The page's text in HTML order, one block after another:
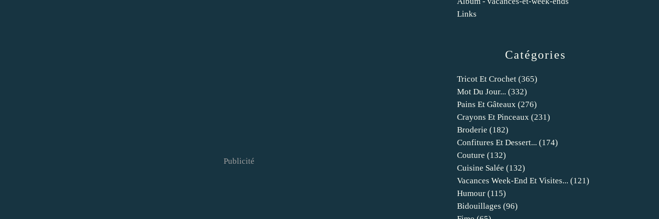
Publicité
Catégories
Tricot Et Crochet (365)
Mot Du Jour... (332)
Pains Et Gâteaux (276)
Crayons Et Pinceaux (231)
Broderie (182)
Confitures Et Dessert... (174)
Couture (132)
Cuisine Salée (132)
Vacances Week-End Et Visites... (121)
Humour (115)
Bidouillages (96)
Links